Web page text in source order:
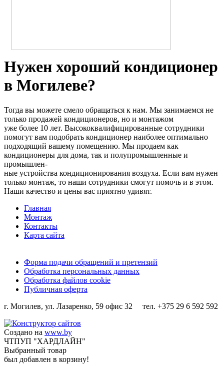
Нужен хороший кондиционер
в Могилеве?
Тогда вы можете смело обращаться к нам. Мы занимаемся не
только продажей кондиционеров, но и монтажом
уже более 10 лет. Высококвалифицированные сотрудники
помогут вам подобрать кондиционер наиболее оптимально
подходящий вашему помещению. Мы продаем как
кондиционеры для дома, так и полупромышленные и
промышлен-
ные устройства кондиционирования воздуха. Если вам нужен
только монтаж, то наши сотрудники смогут помочь и в этом.
Наши качество и цены вас приятно удивят.
Главная
Монтаж
Контакты
Карта сайта
Форма подачи обращений и претензий
Обработка персональных данных
Обработка файлов cookie
Публичная оферта
г. Могилев, ул. Лазаренко, 59 офис 32 тел. +375 29 6 592 592
Создано на www.by
ЧТПУП "ХАРДЛАЙН"
Выбранный товар
был добавлен в корзину!